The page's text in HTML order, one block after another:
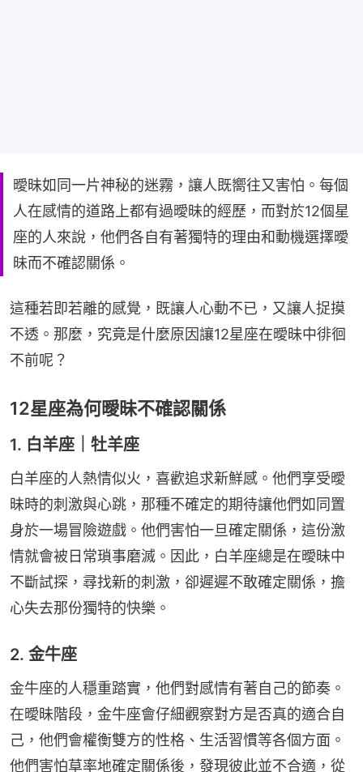
曖昧如同一片神秘的迷霧，讓人既嚮往又害怕。每個
人在感情的道路上都有過曖昧的經歷，而對於12個星
座的人來說，他們各自有著獨特的理由和動機選擇曖
昧而不確認關係。
這種若即若離的感覺，既讓人心動不已，又讓人捉摸
不透。那麼，究竟是什麼原因讓12星座在曖昧中徘徊
不前呢？
12星座為何曖昧不確認關係
1. 白羊座｜牡羊座
白羊座的人熱情似火，喜歡追求新鮮感。他們享受曖
昧時的刺激與心跳，那種不確定的期待讓他們如同置
身於一場冒險遊戲。他們害怕一旦確定關係，這份激
情就會被日常瑣事磨滅。因此，白羊座總是在曖昧中
不斷試探，尋找新的刺激，卻遲遲不敢確定關係，擔
心失去那份獨特的快樂。
2. 金牛座
金牛座的人穩重踏實，他們對感情有著自己的節奏。
在曖昧階段，金牛座會仔細觀察對方是否真的適合自
己，他們會權衡雙方的性格、生活習慣等各個方面。
他們害怕草率地確定關係後，發現彼此並不合適，從